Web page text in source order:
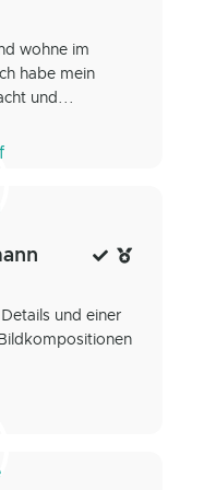
wohne im
habe mein
und...
und einer